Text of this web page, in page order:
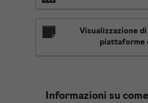
Visualizzazione
piattaforme
Informazioni su